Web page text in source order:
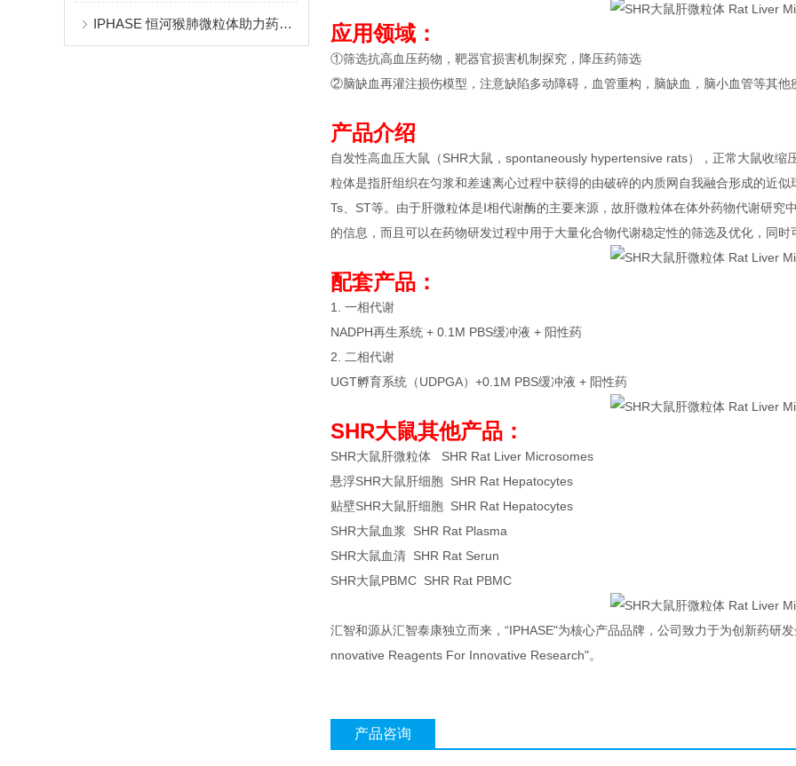
IPHASE 恒河猴肺微粒体助力药物代谢研究 应用领域 ：
①筛选抗高血压药物，靶器官损害机制探究，降压药筛选
②脑缺血再灌注损伤模型，注意缺陷多动障碍，血管重构，脑缺血，脑小血管等其他
产品介绍
自发性高血压大鼠（SHR大鼠，spontaneously hypertensive rats），正常大鼠收
粒体是指肝组织在匀浆和差速离心过程中获得的由破碎的内质网自我融合形成的近
Ts、ST等。由于肝微粒体是Ⅰ相代谢酶的主要来源，故肝微粒体在体外药物代谢研
的信息，而且可以在药物研发过程中用于大量化合物代谢稳定性的筛选及优化，同时
配套产品：
1. 一相代谢
NADPH再生系统 + 0.1M PBS缓冲液 + 阳性药
2. 二相代谢
UGT孵育系统（UDPGA）+0.1M PBS缓冲液 + 阳性药
SHR大鼠其他产品：
SHR大鼠肝微粒体 SHR Rat Liver Microsomes
悬浮SHR大鼠肝细胞 SHR Rat Hepatocytes
贴壁SHR大鼠肝细胞 SHR Rat Hepatocytes
SHR大鼠血浆 SHR Rat Plasma
SHR大鼠血清 SHR Rat Serun
SHR大鼠PBMC SHR Rat PBMC
汇智和源从汇智泰康独立而来，“IPHASE"为核心产品品牌，公司致力于为创新药研
nnovative Reagents For Innovative Research"。
产品咨询